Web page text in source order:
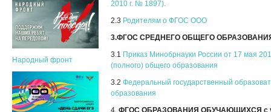
2010 г. № 1897).
2.3 Родителям о ФГОС ООО
3.ФГОС СРЕДНЕГО ОБЩЕГО
3.1 Приказ Минобрнауки России от 17 мая
(полного) общего образования
3.2Федеральный государственный
образования
4.ФГОС ОБРАЗОВАНИЯ ОБУЧАЮЩИХСЯ с
Народный фронт